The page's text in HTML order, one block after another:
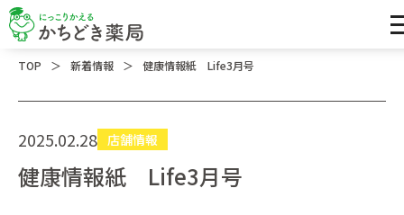
TOP ＞ 新着情報 ＞ 健康情報紙 Life3月号
2025.02.28 店舗情報
健康情報紙 Life3月号